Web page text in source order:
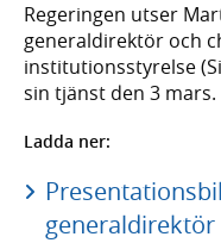
Regeringen utser
generaldirektör och
institutionsstyrelse
sin tjänst den 3 mars.
Ladda ner:
generaldirektör